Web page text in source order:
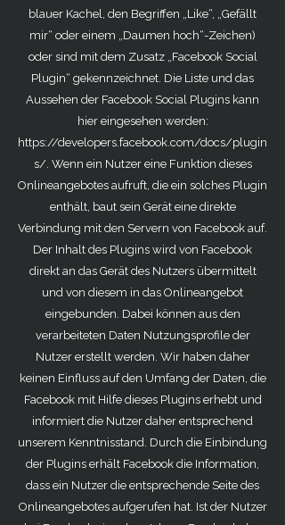
blauer Kachel, den Begriffen „Like“, „Gefällt
mir“ oder einem „Daumen hoch“-Zeichen)
oder sind mit dem Zusatz „Facebook Social
Plugin“ gekennzeichnet. Die Liste und das
Aussehen der Facebook Social Plugins kann
hier eingesehen werden:
https://developers.facebook.com/docs/plugin
s/. Wenn ein Nutzer eine Funktion dieses
Onlineangebotes aufruft, die ein solches Plugin
enthält, baut sein Gerät eine direkte
Verbindung mit den Servern von Facebook auf.
Der Inhalt des Plugins wird von Facebook
direkt an das Gerät des Nutzers übermittelt
und von diesem in das Onlineangebot
eingebunden. Dabei können aus den
verarbeiteten Daten Nutzungsprofile der
Nutzer erstellt werden. Wir haben daher
keinen Einfluss auf den Umfang der Daten, die
Facebook mit Hilfe dieses Plugins erhebt und
informiert die Nutzer daher entsprechend
unserem Kenntnisstand. Durch die Einbindung
der Plugins erhält Facebook die Information,
dass ein Nutzer die entsprechende Seite des
Onlineangebotes aufgerufen hat. Ist der Nutzer